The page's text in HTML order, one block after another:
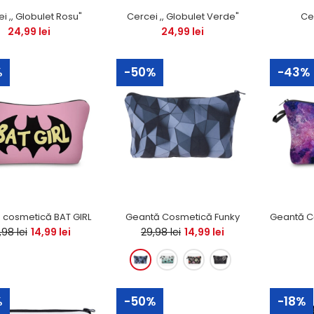
Borsetă multicoloră
unicorni & gogoși
Stoc 0
,, Globulet Rosu"
24,99 lei
Cercei ,, Globulet Verde"
24,99 lei
BAT GIRL
lei 14,99 lei
-50%
Geantă Cosmetică Funky
29,98 lei 14,99 lei
-43%
-50% -18%